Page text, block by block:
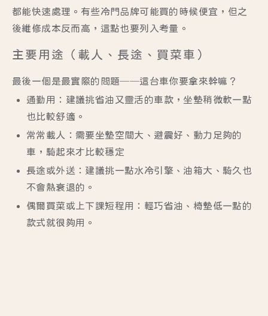
都能快速處理。有些冷門品牌可能買的時候便宜，但之
後維修成本反而高，這點也要列入考量。
主要用途（載人、長途、買菜車）
最後一個是最實際的問題──這台車你要拿來幹嘛？
通勤用： 建議挑省油又靈活的車款，坐墊稍微軟一點
也比較舒適。
常常載人： 需要坐墊空間大、避震好、動力足夠的
車，騎起來才比較穩定
長途或外送： 建議挑一點水冷引擎、油箱大、騎久也
不會熱衰退的。
偶爾買菜或上下課短程用： 輕巧省油、椅墊低一點的
款式就很夠用。